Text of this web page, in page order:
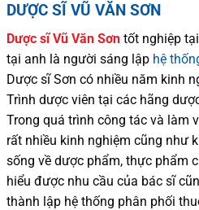
DƯỢC SĨ VŨ VĂN SƠN
Dược sĩVũ Văn Sơn tốt nghiệp
tại anh là người sáng lập hệ
Dược sĩSơn có nhiều năm kinh
Trình dược viên tại các hãng
Trong quá trình công tác và làm
rất nhiều kinh nghiệm cũng như
sống về dược phẩm, thực phẩm
hiểu được nhu cầu của bác sĩ
thành lập hệ thống phân phối